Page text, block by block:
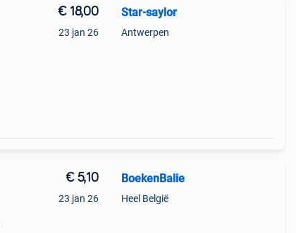
€ 18,00
23 jan 26
Star-saylor
Antwerpen
€ 5,10
23 jan 26
BoekenBalie
Heel België